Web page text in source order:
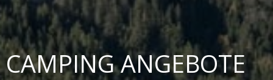
CAMPING ANGEBOTE